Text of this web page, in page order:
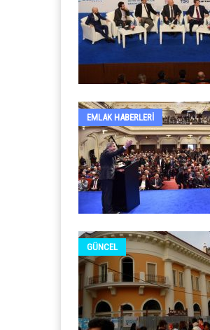
EMLAK HABERLERI
GÜNCEL